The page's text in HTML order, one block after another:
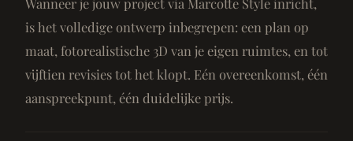
is het volledige ontwerp inbegrepen: een plan op
maat, fotorealistische 3D van je eigen ruimtes, en tot
vijftien revisies tot het klopt. Eén overeenkomst, één
aanspreekpunt, één duidelijke prijs.